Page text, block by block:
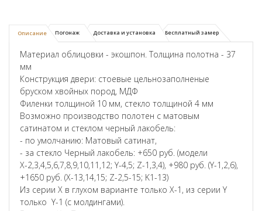
Описание Погонаж Доставка и установка Бесплатный замер
Материал облицовки - экошпон. Толщина полотна - 37
мм
Конструкция двери: стоевые цельнозаполненые
бруском хвойных пород, МДФ
Филенки толщиной 10 мм, стекло толщиной 4 мм
Возможно производство полотен с матовым
сатинатом и стеклом черный лакобель:
- по умолчанию: Матовый сатинат,
- за стекло Черный лакобель: +650 руб. (модели
Х-2,3,4,5,6,7,8,9,10,11,12; Y-4,5; Z-1,3,4), +980 руб. (Y-1,2,6),
+1650 руб. (X-13,14,15; Z-2,5-15; K1-13)
Из серии X в глухом варианте только X-1, из серии Y
только Y-1 (с молдингами).